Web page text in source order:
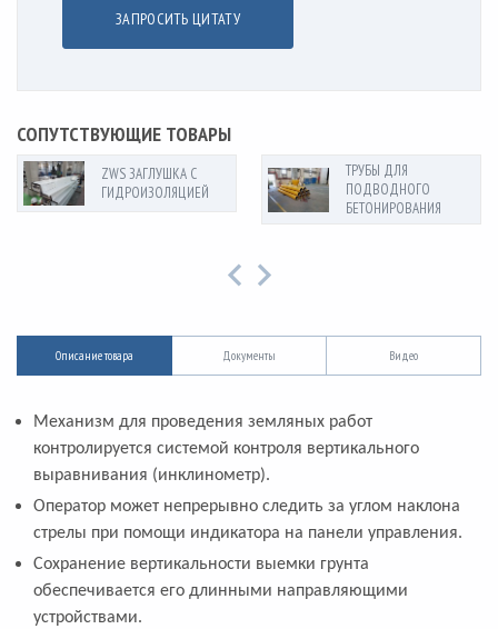
ЗАПРОСИТЬ ЦИТАТУ
СОПУТСТВУЮЩИЕ ТОВАРЫ
ZWS ЗАГЛУШКА С
ГИДРОИЗОЛЯЦИЕЙ
ТРУБЫ ДЛЯ
ПОДВОДНОГО
БЕТОНИРОВАНИЯ
Описание товара Документы Видео
Механизм для проведения земляных работ
контролируется системой контроля вертикального
выравнивания (инклинометр).
Оператор может непрерывно следить за углом наклона
стрелы при помощи индикатора на панели управления.
Сохранение вертикальности выемки грунта
обеспечивается его длинными направляющими
устройствами.